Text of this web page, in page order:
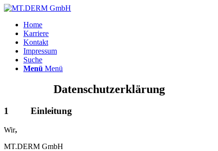
Home
Karriere
Kontakt
Impressum
Suche
Menü Menü
Datenschutzerklärung
1 Einleitung
Wir,
MT.DERM GmbH